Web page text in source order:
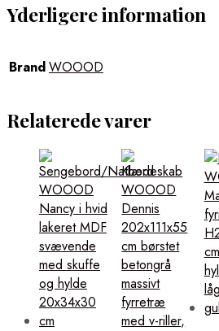
Yderligere information
BrandWOOOD
Relaterede varer